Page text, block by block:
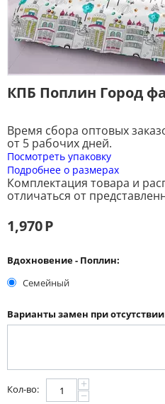
КПБ Поплин Город
Время сбора оптовых
от 5 рабочих дней.
Посмотреть упаковку
Подробнее о размерах
Комплектация товара и
отличаться от
1,970Р
Вдохновение - Поплин:
Семейный
Варианты замен при отсутствии
Кол-во: +
−